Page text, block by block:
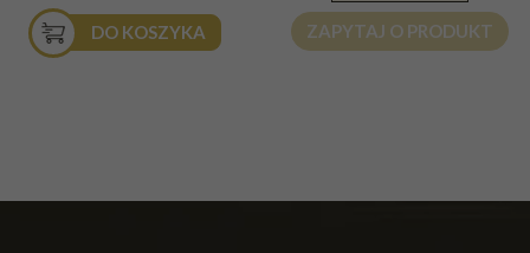
DO KOSZYKA ZAPYTAJ O PRODUKT